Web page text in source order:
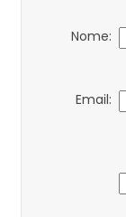
Nome:
Email: